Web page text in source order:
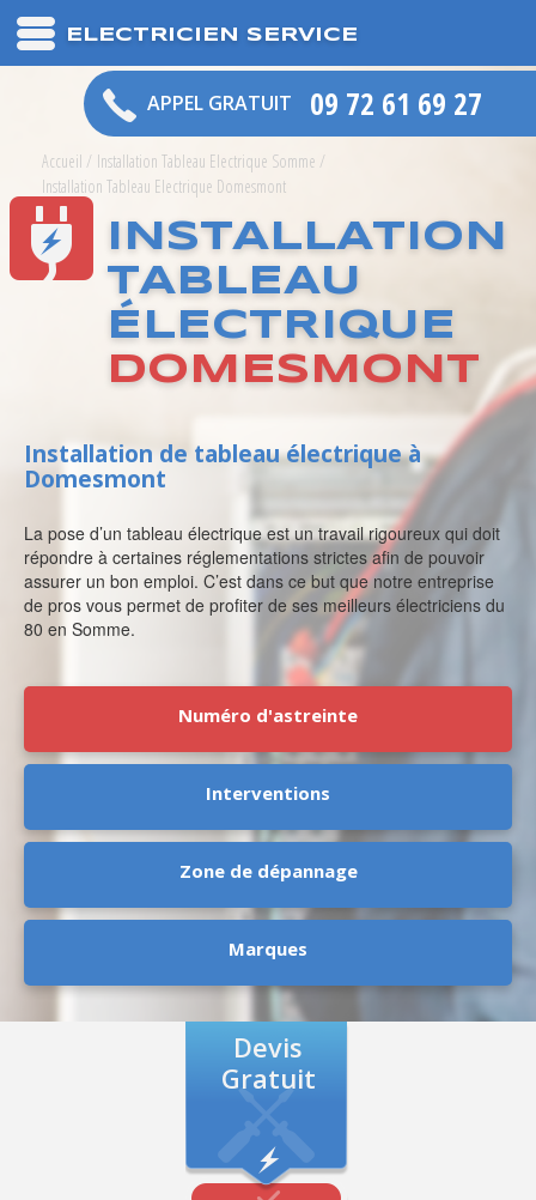
ELECTRICIEN SERVICE
APPEL GRATUIT 09 72 61 69 27
Accueil / Installation Tableau Electrique Somme /
Installation Tableau Electrique Domesmont
INSTALLATION
TABLEAU
ÉLECTRIQUE
DOMESMONT
Installation de tableau électrique à
Domesmont
La pose d’un tableau électrique est un travail rigoureux qui doit
répondre à certaines réglementations strictes afin de pouvoir
assurer un bon emploi. C’est dans ce but que notre entreprise
de pros vous permet de profiter de ses meilleurs électriciens du
80 en Somme.
Numéro d'astreinte
Interventions
Zone de dépannage
Marques
Devis
Gratuit